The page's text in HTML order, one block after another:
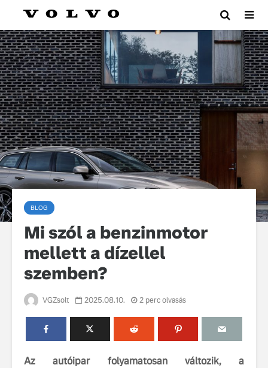
BLOG
Mi szól a benzinmotor
mellett a dízellel
szemben?
VGZsolt 2025.08.10. 2 perc olvasás
Az autóipar folyamatosan változik, a